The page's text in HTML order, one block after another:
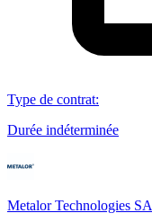
Type de contrat:
Durée indéterminée
Metalor Technologies SA